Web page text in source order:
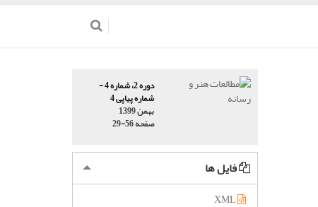
دوره 2، شماره 4 -
شماره پیاپی 4
بهمن 1399
صفحه29-56
فایل ها